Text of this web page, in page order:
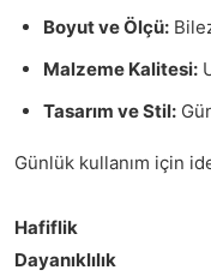
Boyut ve Ölçü:
Malzeme Kalitesi:
Tasarım ve Stil:
Günlük kullanım için
Hafiflik
Dayanıklılık